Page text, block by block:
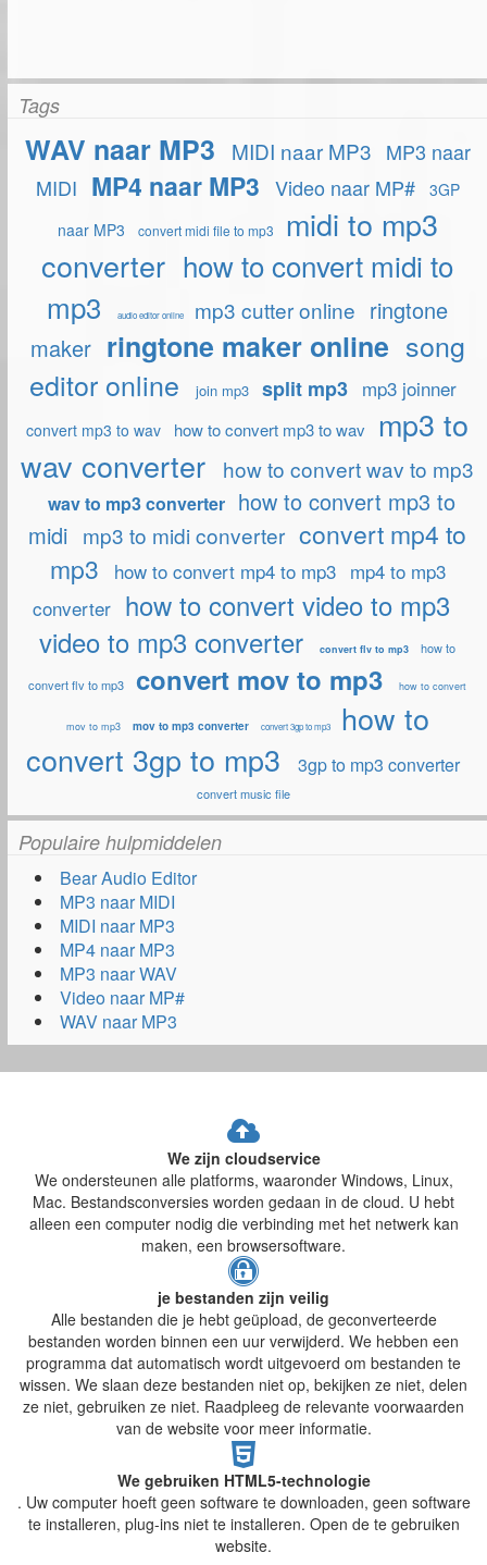
Tags
WAV naar MP3 MIDI naar MP3 MP3 naar
MIDI MP4 naar MP3 Video naar MP#
3GP
naar MP3
convert midi file to mp3
midi to mp3
converter how to convert midi to
mp3
audio editor online mp3 cutter online ringtone
maker ringtone maker online song
editor online
join mp3 split mp3 mp3 joinner
convert mp3 to wav how to convert mp3 to wav
mp3 to
wav converter
how to convert wav to mp3
wav to mp3 converter how to convert mp3 to
midi mp3 to midi converter convert mp4 to
mp3
how to convert mp4 to mp3 mp4 to mp3
converter how to convert video to mp3
video to mp3 converter
convert flv to mp3 how to
convert flv to mp3 convert mov to mp3 how to convert
mov to mp3 mov to mp3 converter convert 3gp to mp3
how to
convert 3gp to mp3
3gp to mp3 converter
convert music file
Populaire hulpmiddelen
Bear Audio Editor
MP3 naar MIDI
MIDI naar MP3
MP4 naar MP3
MP3 naar WAV
Video naar MP#
WAV naar MP3
We zijn cloudservice
We ondersteunen alle platforms, waaronder Windows, Linux,
Mac. Bestandsconversies worden gedaan in de cloud. U hebt
alleen een computer nodig die verbinding met het netwerk kan
maken, een browsersoftware.
je bestanden zijn veilig
Alle bestanden die je hebt geüpload, de geconverteerde
bestanden worden binnen een uur verwijderd. We hebben een
programma dat automatisch wordt uitgevoerd om bestanden te
wissen. We slaan deze bestanden niet op, bekijken ze niet, delen
ze niet, gebruiken ze niet. Raadpleeg de relevante voorwaarden
van de website voor meer informatie.
We gebruiken HTML5-technologie
. Uw computer hoeft geen software te downloaden, geen software
te installeren, plug-ins niet te installeren. Open de te gebruiken
website.